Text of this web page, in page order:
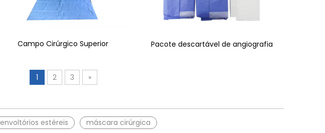
Campo Cirúrgico Superior Pacote descartável de angiografia
1 2 3 »
envoltórios estéreis máscara cirúrgica